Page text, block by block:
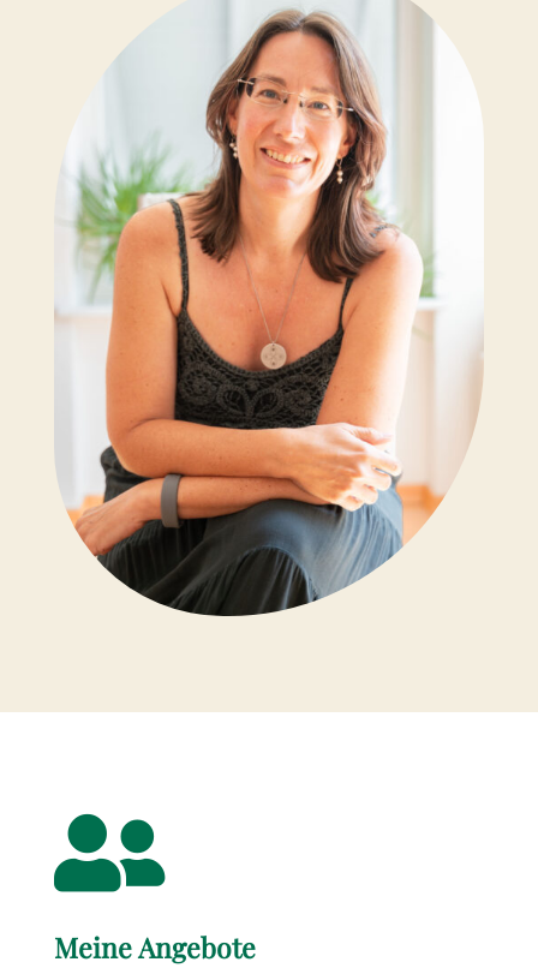

Meine Angebote